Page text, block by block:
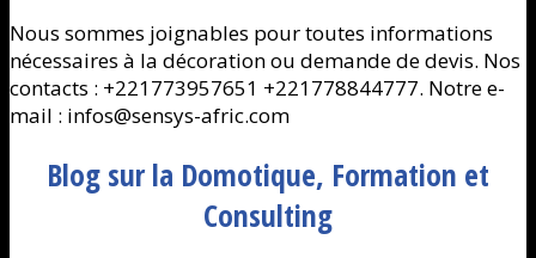
Nous sommes joignables pour toutes informations
nécessaires à la décoration ou demande de devis. Nos
contacts : +221773957651 +221778844777. Notre e-
mail : infos@sensys-afric.com
Blog sur la Domotique, Formation et
Consulting